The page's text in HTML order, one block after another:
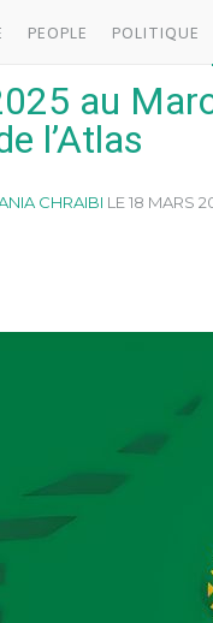
PEOPLE POLITIQUE
au
l’Atlas
CHRAIBI LE 18 MARS